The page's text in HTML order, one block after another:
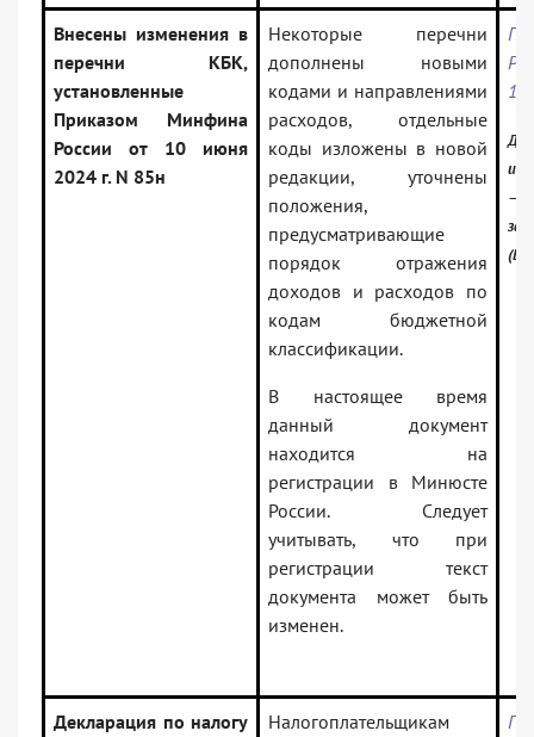
Внесены изменения в
перечни КБК,
установленные
Приказом Минфина
России от 10 июня
2024 г. N 85н
Некоторые перечни
дополнены новыми
кодами и направлениями
расходов, отдельные
коды изложены в новой
редакции, уточнены
положения,
предусматривающие
порядок отражения
доходов и расходов по
кодам бюджетной
классификации.
В настоящее время
данный документ
находится на
регистрации в Минюсте
России. Следует
учитывать, что при
регистрации текст
документа может быть
изменен.
—
Декларация по налогу
Налогоплательщикам